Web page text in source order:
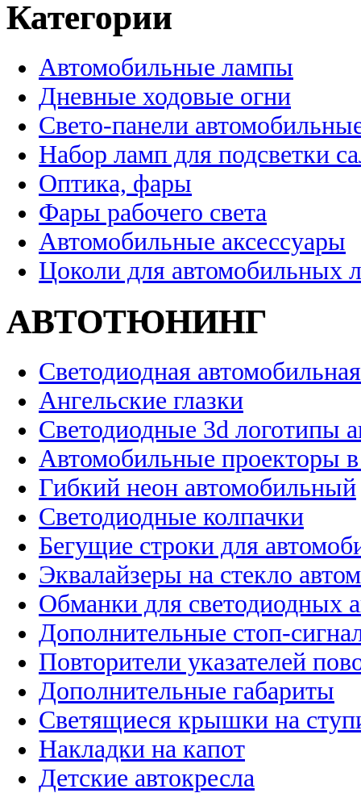
Категории
Автомобильные лампы
Дневные ходовые огни
Свето-панели
Набор ламп для подсветки
Оптика, фары
Фары рабочего света
Автомобильные аксессуары
Цоколи для автомобильных
АВТОТЮНИНГ
Светодиодная
Ангельские глазки
Светодиодные 3d логотипы
Автомобильные проекторы
Гибкий неон автомобильный
Светодиодные колпачки
Бегущие строки для
Эквалайзеры на стекло
Обманки для светодиодных
Дополнительные стоп-
Повторители указателей
Дополнительные габариты
Светящиеся крышки на
Накладки на капот
Детские автокресла